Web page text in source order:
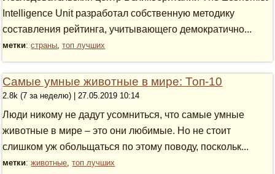
Intelligence Unit разработал собственную методику
составления рейтинга, учитывающего демократично...
метки:страны,топ лучших
Самые умные животные в мире: Топ-10
2.8k (7 за неделю) | 27.05.2019 10:14
Люди никому не дадут усомниться, что самые умные
животные в мире – это они любимые. Но не стоит
слишком уж обольщаться по этому поводу, поскольк...
метки:животные,топ лучших